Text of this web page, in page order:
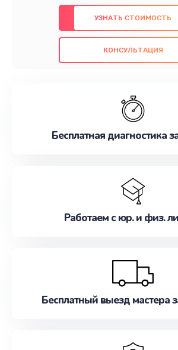
предлагаем быстрый и
использованием оригинальных
также гарантируем качество всех
проведенных работ. Наша цель -
наилучшим образом. Не медлите
УЗНАТЬ СТОИМОСТЬ
КОНСУЛЬТАЦИЯ
Бесплатная диагностика
Работаем с юр. и физ.
Бесплатный выезд мастера